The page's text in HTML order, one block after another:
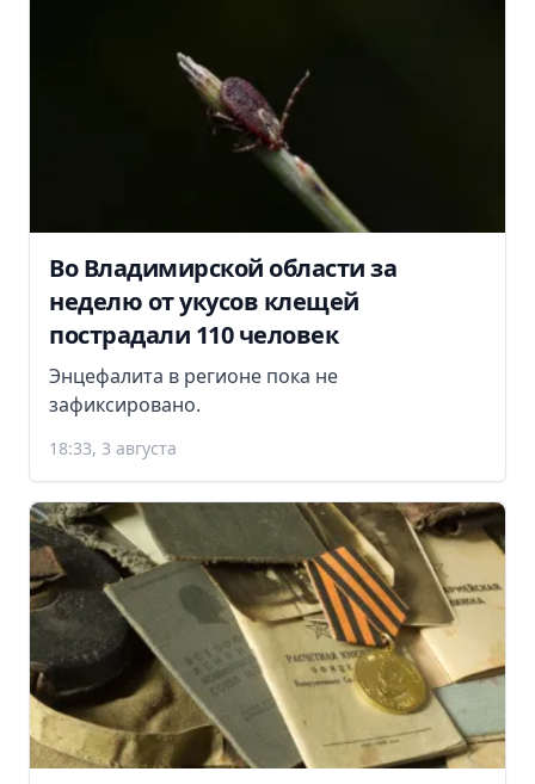
Во Владимирской области за
неделю от укусов клещей
пострадали 110 человек
Энцефалита в регионе пока не
зафиксировано.
18:33, 3 августа